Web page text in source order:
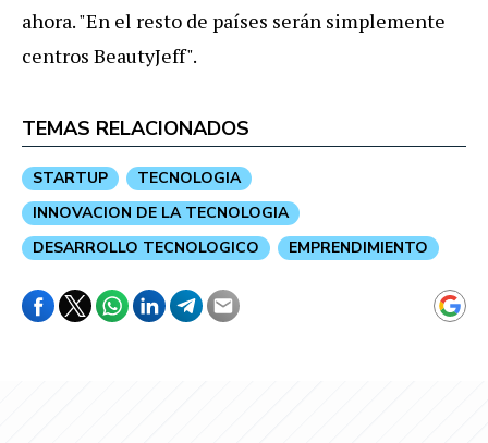
ahora. "En el resto de países serán simplemente
centros BeautyJeff".
TEMAS RELACIONADOS
STARTUP
TECNOLOGIA
INNOVACION DE LA TECNOLOGIA
DESARROLLO TECNOLOGICO
EMPRENDIMIENTO